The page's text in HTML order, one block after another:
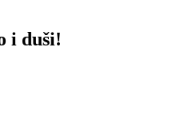
i duši!